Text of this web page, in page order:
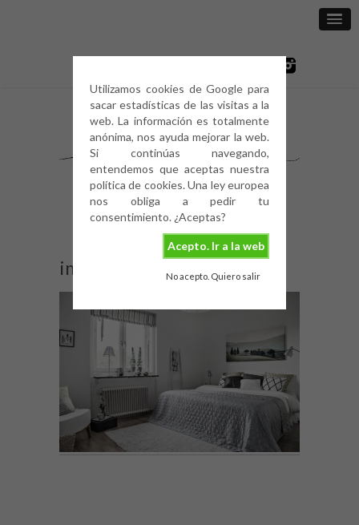
Utilizamos cookies de Google para
sacar estadísticas de las visitas a la
web. La información es totalmente
anónima, nos ayuda mejorar la web.
Si continúas navegando,
entendemos que aceptas nuestra
política de cookies. Una ley europea
nos obliga a pedir tu
consentimiento. ¿Aceptas?
Acepto. Ir a la web
No acepto. Quiero salir
image